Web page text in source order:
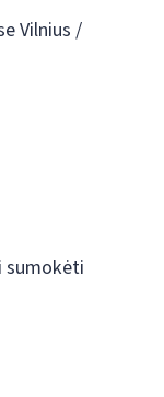
Vilnius /
sumokėti